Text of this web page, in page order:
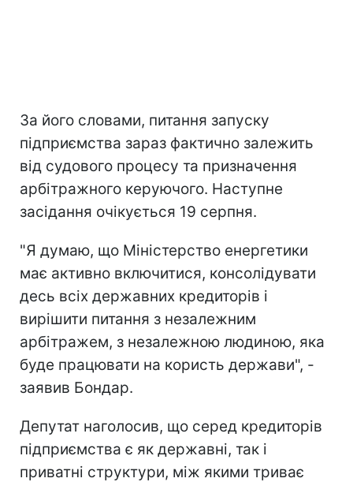
За його словами, питання запуску
підприємства зараз фактично залежить
від судового процесу та призначення
арбітражного керуючого. Наступне
засідання очікується 19 серпня.
"Я думаю, що Міністерство енергетики
має активно включитися, консолідувати
десь всіх державних кредиторів і
вирішити питання з незалежним
арбітражем, з незалежною людиною, яка
буде працювати на користь держави", -
заявив Бондар.
Депутат наголосив, що серед кредиторів
підприємства є як державні, так і
приватні структури, між якими триває